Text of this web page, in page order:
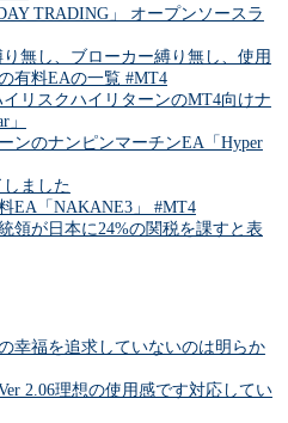
TRADING」 オープンソースラ
無し、ブローカー縛り無し、使用
有料EAの一覧 #MT4
イリスクハイリターンのMT4向けナ
ンのナンピンマーチンEA「Hyper
ました
EA「NAKANE3」 #MT4
領が日本に24%の関税を課すと表
幸福を追求していないのは明らか
2.06理想の使用感です対応してい